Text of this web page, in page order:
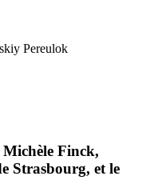
Pereulok
Finck,
Strasbourg, et le